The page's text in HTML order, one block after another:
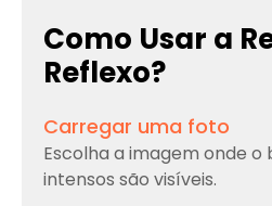
Como Usar a
Reflexo?
Carregar uma foto
Escolha a imagem onde o
intensos são visíveis.